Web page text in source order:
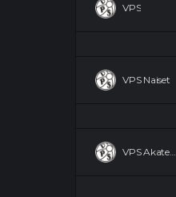
VPS
VPS Naiset
VPS Akatemia